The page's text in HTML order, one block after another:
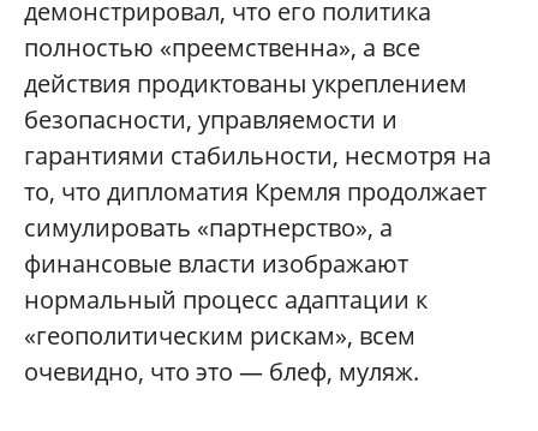
демонстрировал, что его политика
полностью «преемственна», а все
действия продиктованы укреплением
безопасности, управляемости и
гарантиями стабильности, несмотря на
то, что дипломатия Кремля продолжает
симулировать «партнерство», а
финансовые власти изображают
нормальный процесс адаптации к
«геополитическим рискам», всем
очевидно, что это — блеф, муляж.